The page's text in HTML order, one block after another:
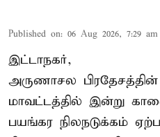
Published on: 06 Aug 2026, 7:29 am
இட்டாநகர்,
அருணாசல
மாவட்டத்தில் இன்று
பயங்கர நிலநடுக்கம்